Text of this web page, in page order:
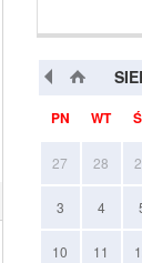
PN WT
27 28
3 4
10 11